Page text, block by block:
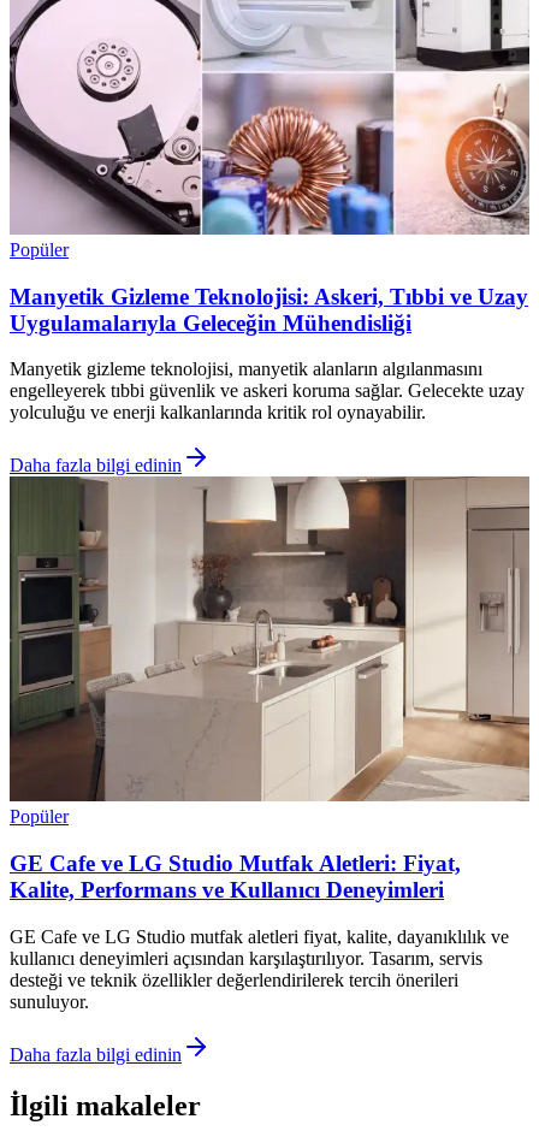
Popüler
Manyetik Gizleme Teknolojisi: Askeri, Tıbbi ve Uzay
Uygulamalarıyla Geleceğin Mühendisliği
Manyetik gizleme teknolojisi, manyetik alanların algılanmasını
engelleyerek tıbbi güvenlik ve askeri koruma sağlar. Gelecekte uzay
yolculuğu ve enerji kalkanlarında kritik rol oynayabilir.
Daha fazla bilgi edinin
Popüler
GE Cafe ve LG Studio Mutfak Aletleri: Fiyat,
Kalite, Performans ve Kullanıcı Deneyimleri
GE Cafe ve LG Studio mutfak aletleri fiyat, kalite, dayanıklılık ve
kullanıcı deneyimleri açısından karşılaştırılıyor. Tasarım, servis
desteği ve teknik özellikler değerlendirilerek tercih önerileri
sunuluyor.
Daha fazla bilgi edinin
İlgili makaleler